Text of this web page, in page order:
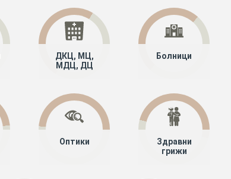
ДКЦ, МЦ,
МДЦ, ДЦ
Болници
Оптики
Здравни
грижи